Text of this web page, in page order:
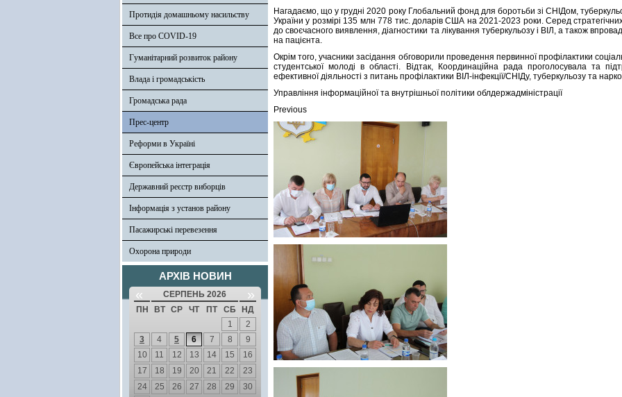
Протидія домашньому насильству
Все про COVID-19
Гуманітарний розвиток району
Влада і громадськість
Громадська рада
Прес-центр
Реформи в Україні
Європейська інтеграція
Державний реєстр виборців
Інформація з установ району
Пасажирські перевезення
Охорона природи
АРХІВ НОВИН
« СЕРПЕНЬ 2026 »
ПН ВТ СР ЧТ ПТ СБ
НД
1
2
3
4 5 6 7 8
9
10
11 12 13 14 15
16
17
18 19 20 21 22
23
24
25 26 27 28 29
30
Нагадаємо, що у грудні 2020 року Глобальний фонд для боротьби зі СНІДом,
України у розмірі 135 млн 778 тис. доларів США на 2021-2023 роки. Серед
до своєчасного виявлення, діагностики та лікування туберкульозу і ВІЛ, а також
на пацієнта.
Окрім того, учасники засідання обговорили проведення первинної профілактики
студентської молоді в області. Відтак, Координаційна рада проголосувала та
ефективної діяльності з питань профілактики ВІЛ-інфекції/СНІДу, туберкульозу та
Управління інформаційної та внутрішньої політики облдержадміністрації
Previous